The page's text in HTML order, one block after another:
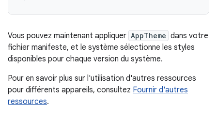
Vous pouvez maintenant appliquer AppTheme dans votre
fichier manifeste, et le système sélectionne les styles
disponibles pour chaque version du système.
Pour en savoir plus sur l'utilisation d'autres ressources
pour différents appareils, consultez Fournir d'autres
ressources.